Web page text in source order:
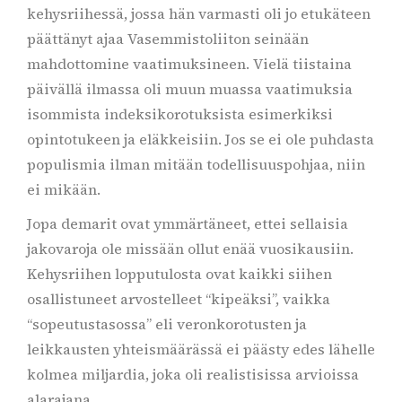
kehysriihessä, jossa hän varmasti oli jo etukäteen
päättänyt ajaa Vasemmistoliiton seinään
mahdottomine vaatimuksineen. Vielä tiistaina
päivällä ilmassa oli muun muassa vaatimuksia
isommista indeksikorotuksista esimerkiksi
opintotukeen ja eläkkeisiin. Jos se ei ole puhdasta
populismia ilman mitään todellisuuspohjaa, niin
ei mikään.
Jopa demarit ovat ymmärtäneet, ettei sellaisia
jakovaroja ole missään ollut enää vuosikausiin.
Kehysriihen lopputulosta ovat kaikki siihen
osallistuneet arvostelleet “kipeäksi”, vaikka
“sopeutustasossa” eli veronkorotusten ja
leikkausten yhteismäärässä ei päästy edes lähelle
kolmea miljardia, joka oli realistisissa arvioissa